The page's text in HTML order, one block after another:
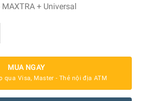
+ Universal
Brita Marella Cool 2.4L Blue số lượng
MUA NGAY
qua Visa, Master - Thẻ nội địa ATM